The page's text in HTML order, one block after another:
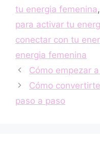
tu energia femenina,
para activar tu
conectar con tu
energia femenina
Cómo empezar
Cómo
paso a paso